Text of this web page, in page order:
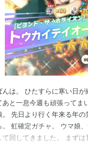
んは。 ひたすらに寒い日
と一息今週も頑張ってま
。 先日より行く年来る年
。 虹確定ガチャ。 ウマ娘
て回してきました。 まずは